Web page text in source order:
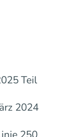
Teil
2024